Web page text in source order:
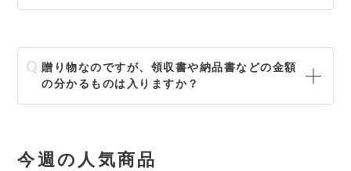
贈り物なのですが、領収書や納品書などの金額
の分かるものは入りますか？
今週の人気商品